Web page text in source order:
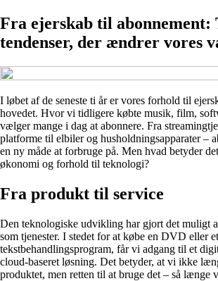
Fra ejerskab til abonnement:
tendenser, der ændrer vores
I løbet af de seneste ti år er vores forhold til
hovedet. Hvor vi tidligere købte musik, film,
vælger mange i dag at abonnere. Fra
platforme til elbiler og husholdningsapparater –
en ny måde at forbruge på. Men hvad betyder
økonomi og forhold til teknologi?
Fra produkt til service
Den teknologiske udvikling har gjort det muligt
som tjenester. I stedet for at købe en DVD eller et
tekstbehandlingsprogram, får vi adgang til et
cloud-baseret løsning. Det betyder, at vi ikke
produktet, men retten til at bruge det – så længe